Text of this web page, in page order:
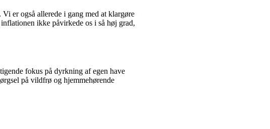
er også allerede i gang med at klargøre
ikke påvirkede os i så høj grad,
fokus på dyrkning af egen have
på vildfrø og hjemmehørende